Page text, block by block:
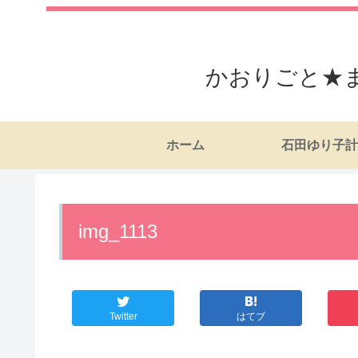
かおりごと★
ホーム 石田ゆり子
img_1113
Twitter はてブ